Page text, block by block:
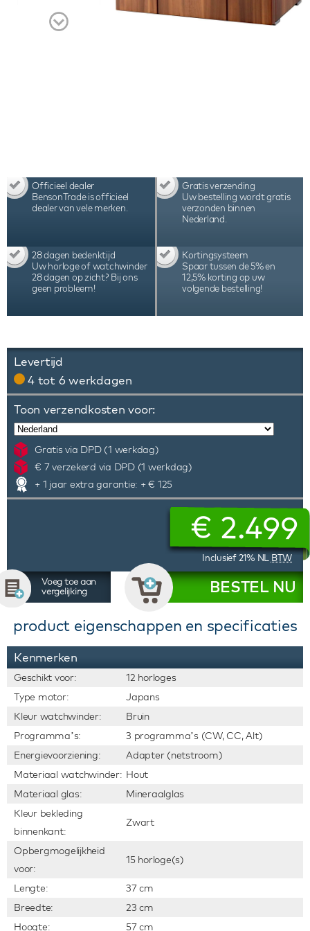
maken deze Benson Black Series II Pro 12 Walnut
watchwinder de beste keuze voor het opwinden
Officieel dealer
BensonTrade is officieel
dealer van vele merken.
Gratis verzending
Uw bestelling wordt gratis
verzonden binnen
Nederland.
28 dagen bedenktijd
Uw horloge of watchwinder
28 dagen op zicht? Bij ons
geen probleem!
Kortingsysteem
Spaar tussen de 5% en
12,5% korting op uw
volgende bestelling!
Levertijd
4 tot 6 werkdagen
Toon verzendkosten voor:
Gratis via DPD (1 werkdag)
€ 7 verzekerd via DPD (1 werkdag)
+ 1 jaar extra garantie: + € 125
€ 2.499
Inclusief 21% NL BTW
Voeg toe aan
vergelijking
BESTEL NU
product eigenschappen en specificaties
Kenmerken
Geschikt voor:
12 horloges
Type motor:
Japans
Kleur watchwinder:
Bruin
Programma’s:
3 programma’s (CW, CC, Alt)
Energievoorziening:
Adapter (netstroom)
Materiaal watchwinder: Hout
Materiaal glas:
Mineraalglas
Kleur bekleding
binnenkant:
Zwart
Opbergmogelijkheid
voor:
15 horloge(s)
Lengte:
37 cm
Breedte:
23 cm
Hoogte:
57 cm